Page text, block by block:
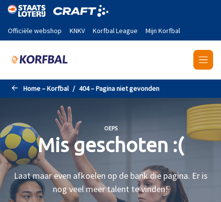
Naar de hoofdinhoud gaan
Officiële webshop KNKV Korfbal League Mijn Korfbal
Home – Korfbal 404 – Pagina niet gevonden
OEPS
Mis geschoten :(
Laat maar even afkoelen op de bank die pagina. Er is
nog veel meer talent te vinden!